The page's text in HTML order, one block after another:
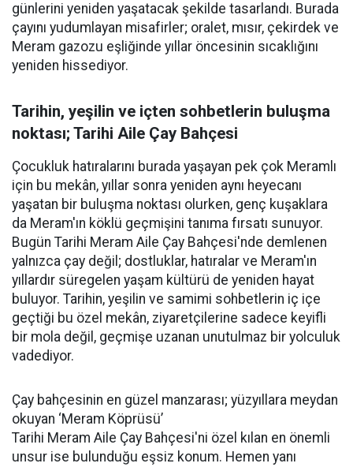
günlerini yeniden yaşatacak şekilde tasarlandı. Burada
çayını yudumlayan misafirler; oralet, mısır, çekirdek ve
Meram gazozu eşliğinde yıllar öncesinin sıcaklığını
yeniden hissediyor.
Tarihin, yeşilin ve içten sohbetlerin buluşma
noktası; Tarihi Aile Çay Bahçesi
Çocukluk hatıralarını burada yaşayan pek çok Meramlı
için bu mekân, yıllar sonra yeniden aynı heyecanı
yaşatan bir buluşma noktası olurken, genç kuşaklara
da Meram'ın köklü geçmişini tanıma fırsatı sunuyor.
Bugün Tarihi Meram Aile Çay Bahçesi'nde demlenen
yalnızca çay değil; dostluklar, hatıralar ve Meram'ın
yıllardır süregelen yaşam kültürü de yeniden hayat
buluyor. Tarihin, yeşilin ve samimi sohbetlerin iç içe
geçtiği bu özel mekân, ziyaretçilerine sadece keyifli
bir mola değil, geçmişe uzanan unutulmaz bir yolculuk
vadediyor.
Çay bahçesinin en güzel manzarası; yüzyıllara meydan
okuyan ‘Meram Köprüsü’
Tarihi Meram Aile Çay Bahçesi'ni özel kılan en önemli
unsur ise bulunduğu eşsiz konum. Hemen yanı